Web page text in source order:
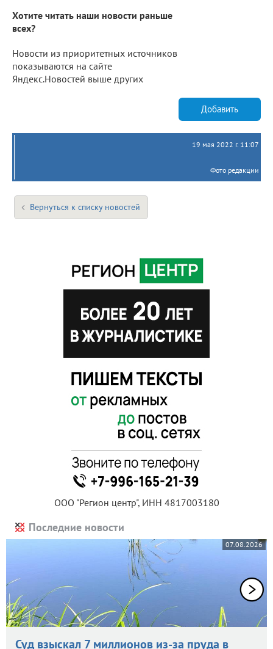
Хотите читать наши новости раньше
всех?
Новости из приоритетных источников
показываются на сайте
Яндекс.Новостей выше других
Добавить
19 мая 2022 г. 11:07
Фото редакции
Вернуться к списку новостей
ООО "Регион центр", ИНН 4817003180
Последние новости
07.08.2026
Суд взыскал 7 миллионов из-за пруда в